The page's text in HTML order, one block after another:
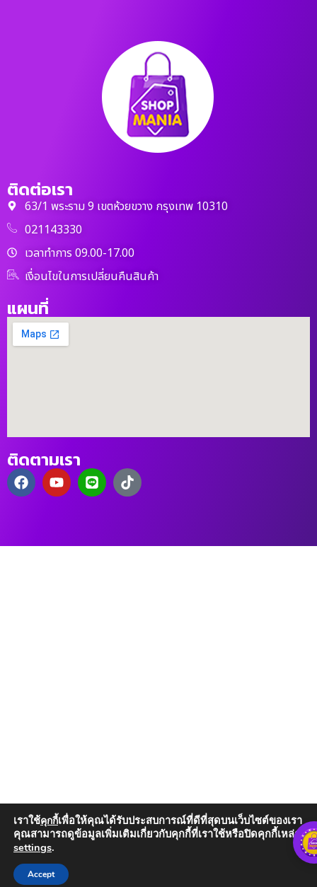
ติดต่อเรา
63/1 พระราม 9 เขตห้วยขวาง กรุงเทพ 10310
021143330
เวลาทำการ 09.00-17.00
เงื่อนไขในการเปลี่ยนคืนสินค้า
แผนที่
ติดตามเรา
เราใช้คุกกี้เพื่อให้คุณได้รับประสบการณ์ที่ดีที่สุดบนเว็บไซต์ของเรา
คุณสามารถดูข้อมูลเพิ่มเติมเกี่ยวกับคุกกี้ที่เราใช้หรือปิดคุกกี้เหล่านั้น
settings.
Accept